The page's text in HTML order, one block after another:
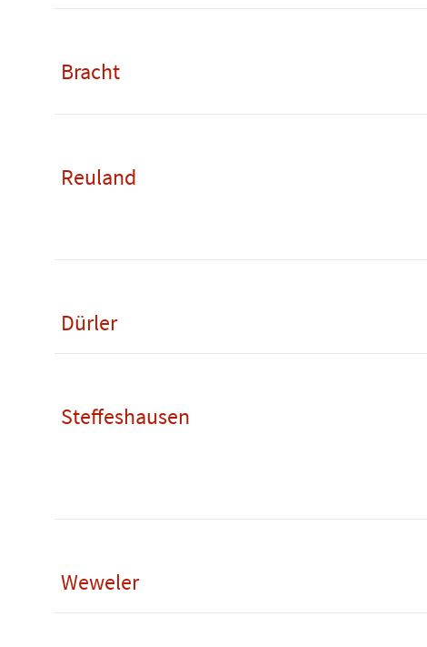
Bracht
Reuland
Dürler
Steffeshausen
Weweler